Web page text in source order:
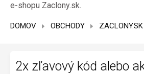
e-shopu Zaclony.sk.
DOMOV OBCHODY ZACLONY.SK
2x zľavový kód alebo